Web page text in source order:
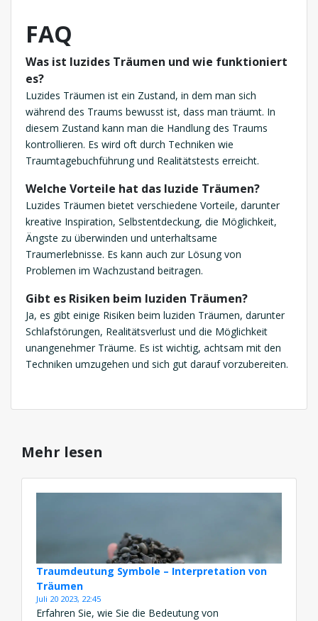
FAQ
Was ist luzides Träumen und wie funktioniert
es?
Luzides Träumen ist ein Zustand, in dem man sich
während des Traums bewusst ist, dass man träumt. In
diesem Zustand kann man die Handlung des Traums
kontrollieren. Es wird oft durch Techniken wie
Traumtagebuchführung und Realitätstests erreicht.
Welche Vorteile hat das luzide Träumen?
Luzides Träumen bietet verschiedene Vorteile, darunter
kreative Inspiration, Selbstentdeckung, die Möglichkeit,
Ängste zu überwinden und unterhaltsame
Traumerlebnisse. Es kann auch zur Lösung von
Problemen im Wachzustand beitragen.
Gibt es Risiken beim luziden Träumen?
Ja, es gibt einige Risiken beim luziden Träumen, darunter
Schlafstörungen, Realitätsverlust und die Möglichkeit
unangenehmer Träume. Es ist wichtig, achtsam mit den
Techniken umzugehen und sich gut darauf vorzubereiten.
Mehr lesen
Traumdeutung Symbole – Interpretation von
Träumen
Juli 20 2023, 22:45
Erfahren Sie, wie Sie die Bedeutung von